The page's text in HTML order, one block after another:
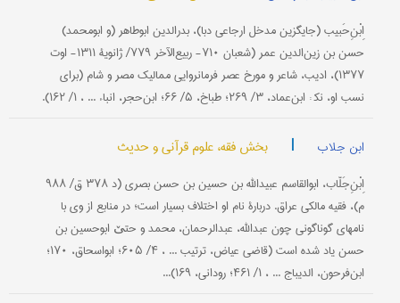
اِبْنِ‌حَبیب (جایگزین مدخل ارجاعی دبا)، بدرالدین ابوطاهر (و ابومحمد)
حسن بن زین‌الدین عمر (شعبان ۷۱۰- ربیع‌الآخر ۷۷۹/ ژانویۀ ۱۳۱۱- اوت
۱۳۷۷)، ادیب، شاعر و مورخ عصر فرمانروایی ممالیک مصر و شام (برای
نسب او، نک‍ : ابن‌عماد، ۳/ ۲۶۹؛ طباخ، ۵/ ۶۶؛ ابن‌حجر، انباء ... ، ۱/ ۱۶۲).
ابن جلاب | بخش فقه، علوم قرآنی و حدیث
اِبْنِ‌جَلّاب، ابوالقاسم عبیدالله بن حسین بن حسن بصری (د ۳۷۸ ق/ ۹۸۸
م)، فقیه مالکی عراق. دربارۀ نام او اختلاف بسیار است؛ در منابع از وی با
نامهای گوناگونی چون عبدالله، عبدالرحمان، محمد و حتێ ابوحسین بن
حسن یاد شده است (قاضی عیاض، ترتیب ... ، ۴/ ۶۰۵؛ ابواسحاق، ۱۷۰؛
ابن‌فرحون، الدیباج ... ، ۱/ ۴۶۱؛ رودانی، ۱۶۹)...